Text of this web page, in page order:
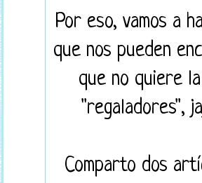
Por eso, vamos a
que nos pueden
que no quiere
"regaladores",
Comparto dos